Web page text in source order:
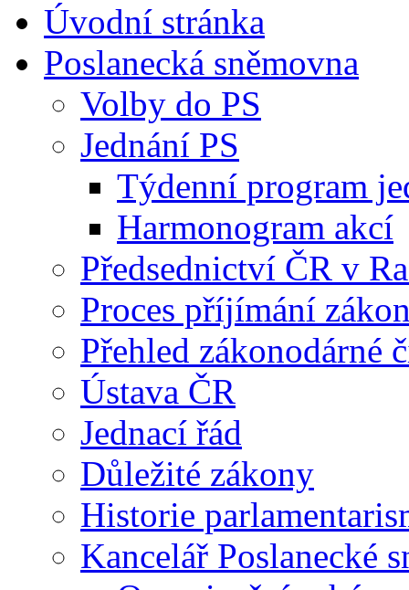
Úvodní stránka
Poslanecká sněmovna
Volby do PS
Jednání PS
Týdenní program
Harmonogram akcí
Předsednictví ČR v
Proces příjímání
Přehled zákonodárné
Ústava ČR
Jednací řád
Důležité zákony
Historie
Kancelář Poslanecké